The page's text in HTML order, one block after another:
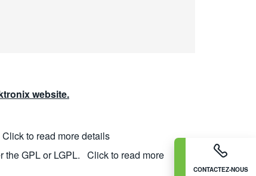
CONTACTEZ-NOUS
website.
Click to read more details
the GPL or LGPL. Click to read more